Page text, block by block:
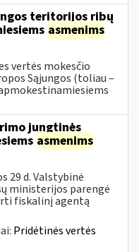
teritorijos ribų
asmenims
vertės mokesčio
Sąjungos (toliau –
jungtinės
asmenims
29 d. Valstybinė
ministerijos parengė
fiskalinį agentą
Pridėtinės vertės